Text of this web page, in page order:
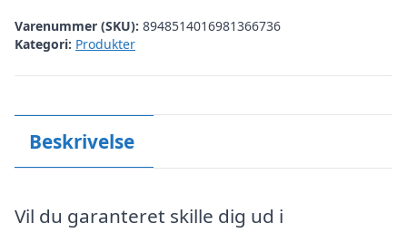
Varenummer (SKU): 8948514016981366736
Kategori: Produkter
Beskrivelse
Vil du garanteret skille dig ud i